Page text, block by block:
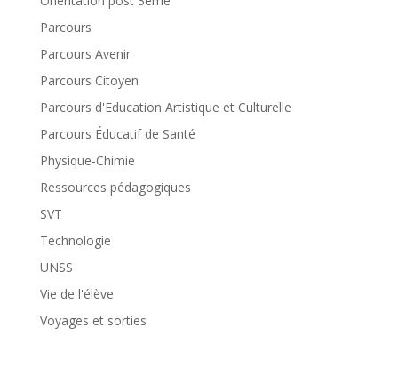
Parcours
Parcours Avenir
Parcours Citoyen
Parcours d'Education Artistique et Culturelle
Parcours Éducatif de Santé
Physique-Chimie
Ressources pédagogiques
SVT
Technologie
UNSS
Vie de l'élève
Voyages et sorties